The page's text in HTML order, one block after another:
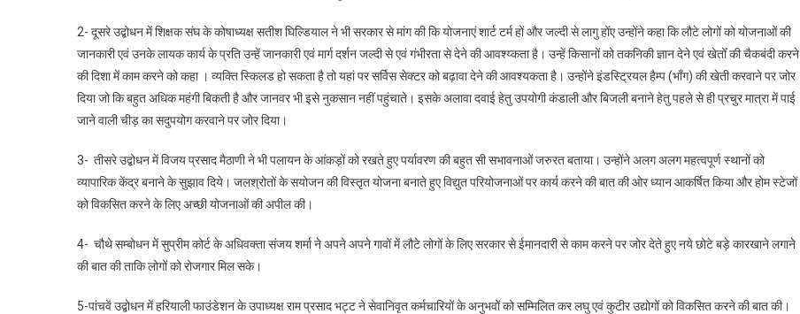
2- दूसरे उद्बोधन में शिक्षक संघ के कोषाध्यक्ष सतीश घिल्डियाल ने भी सरकार से मांग की कि योजनाएं शार्ट टर्म हों और जल्दी से लागु होंए उन्होंने कहा कि लौटे लोगों को योजनाओं की
जानकारी एवं उनके लायक कार्य के प्रति उन्हें जानकारी एवं मार्ग दर्शन जल्दी से एवं गंभीरता से देने की आवश्य्कता है। उन्हें किसानों को तकनिकी ज्ञान देने एवं खेतोँ की चैकबंदी करने
की दिशा में काम करने को कहा । व्यक्ति स्किलड हो सकता है तो यहां पर सर्विस सेक्टर को बढ़ावा देने की आवश्यकता है। उन्होंने इंडस्ट्रियल हैम्प (भाँग) की खेती करवाने पर जोर
दिया जो कि बहुत अधिक महंगी बिकती है और जानवर भी इसे नुकसान नहीं पहुंचाते। इसके अलावा दवाई हेतु उपयोगी कंडाली और बिजली बनाने हेतु पहले से ही प्रचुर मात्रा में पाई
जाने वाली चीड़ का सदुपयोग करवाने पर जोर दिया।
3- तीसरे उद्बोधन में विजय प्रसाद मैठाणी ने भी पलायन के आंकड़ों को रखते हुए पर्यावरण की बहुत सी सभावनाओं जरुरत बताया। उन्होंने अलग अलग महत्वपूर्ण स्थानों को
व्यापारिक केंद्र बनाने के सुझाव दिये। जलश्रोतों के सयोजन की विस्तृत योजना बनाते हुए विद्युत परियोजनाओं पर कार्य करने की बात की ओर ध्यान आकर्षित किया और होम स्टेजों
को विकसित करने के लिए अच्छी योजनाओं की अपील की।
4- चौथे सम्बोधन में सुप्रीम कोर्ट के अधिवक्ता संजय शर्मा ने अपने अपने गावों में लौटे लोगों के लिए सरकार से ईमानदारी से काम करने पर जोर देते हुए नये छोटे बड़े कारखाने लगाने
की बात की ताकि लोगों को रोजगार मिल सके।
5-पांचवें उद्बोधन में हरियाली फाउंडेशन के उपाध्यक्ष राम प्रसाद भट्ट ने सेवानिवृत कर्मचारियों के अनुभवों को सम्मिलित कर लघु एवं कुटीर उद्योगों को विकसित करने की बात की।